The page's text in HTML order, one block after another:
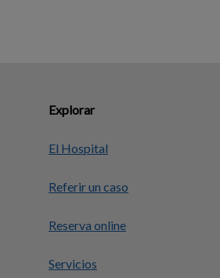
Explorar
El Hospital
Referir un caso
Reserva online
Servicios